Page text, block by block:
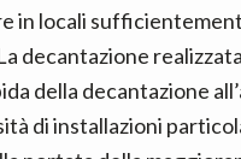
in locali
decantazione
della decantazione
di installazioni